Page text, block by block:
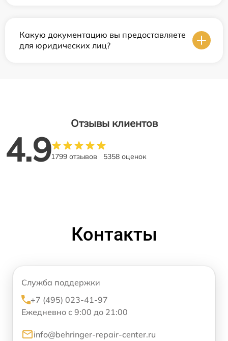
Какую документацию вы предоставляете
для юридических лиц?
Отзывы клиентов
4.91799 отзывов 5358 оценок
Контакты
Служба поддержки
+7 (495) 023-41-97
Ежедневно с 9:00 до 21:00
info@behringer-repair-center.ru